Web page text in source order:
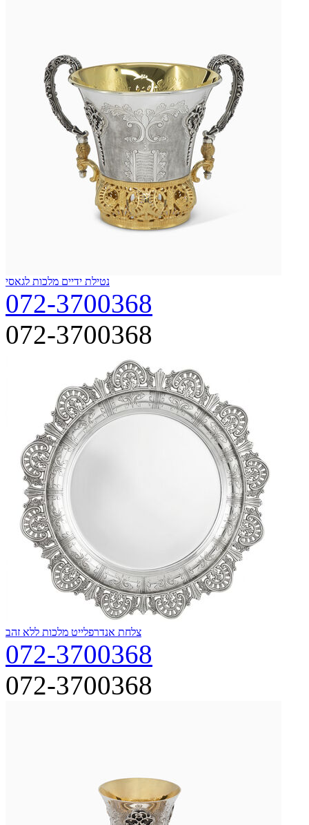
נטילת ידיים מלכות לגאסי
072-3700368
072-3700368
צלחת אנדרפלייט מלכות ללא זהב
072-3700368
072-3700368